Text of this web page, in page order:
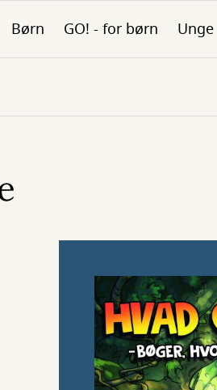
Børn GO! - for børn Unge